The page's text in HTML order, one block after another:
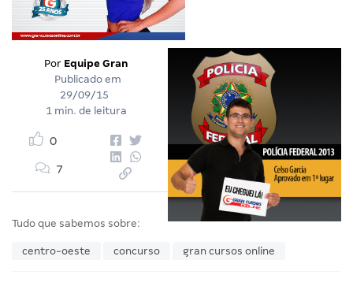
Por Equipe Gran
Publicado em
29/09/15
1 min. de leitura
0
7
Tudo que sabemos sobre:
centro-oeste concurso gran cursos online